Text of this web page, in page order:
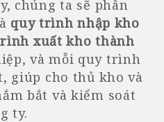
chúng ta sẽ phân
quy trình nhập kho
xuất kho thành
và mỗi quy trình
giúp cho thủ kho và
bắt và kiểm soát
ty.